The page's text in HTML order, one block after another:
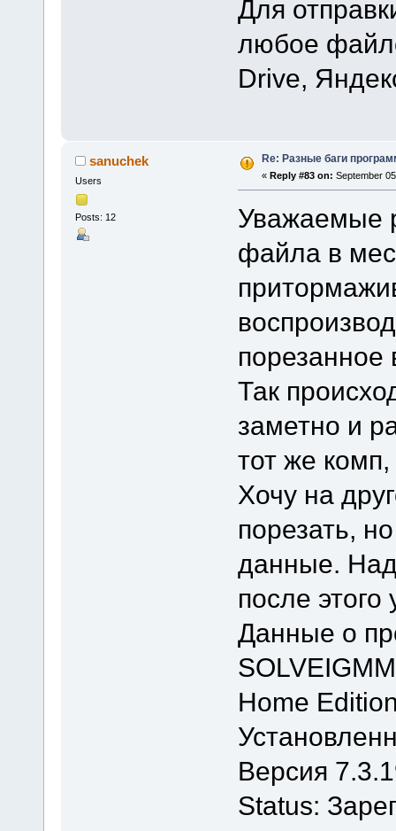
Для
любое
Drive,
sanuchek
Users
Posts: 12
Re: Разные баги
« Reply #83 on: September
Уважаемые
файла в
порезанное
Так
заметно и
тот же
Хочу на
порезать,
данные.
после этого
Данные о
Home
Версия
Status: